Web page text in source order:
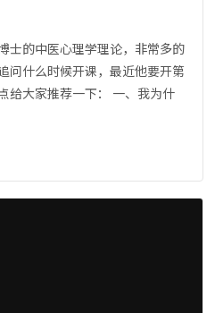
士的中医心理学理论，非常多的
问什么时候开课，最近他要开第
给大家推荐一下： 一、我为什